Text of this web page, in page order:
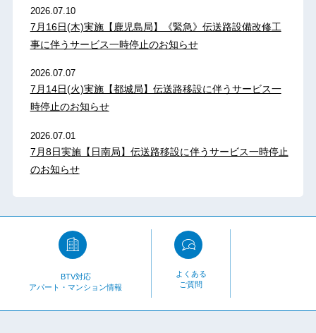
2026.07.10
7月16日(木)実施【鹿児島局】《緊急》伝送路設備改修工
事に伴うサービス一時停止のお知らせ
2026.07.07
7月14日(火)実施【都城局】伝送路移設に伴うサービス一
時停止のお知らせ
2026.07.01
7月8日実施【日南局】伝送路移設に伴うサービス一時停止
のお知らせ
BTV対応
アパート・マンション情報
よくある
ご質問